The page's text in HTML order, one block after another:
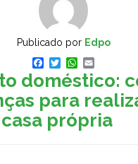
Publicado por Edpo
Facebook
TwitterWhatsApp
doméstico:
para
própria